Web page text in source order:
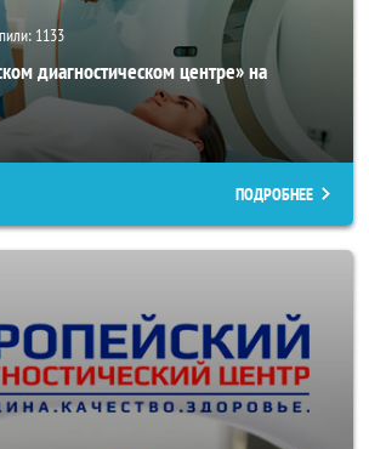
1133
диагностическом центре» на
ПОДРОБНЕЕ